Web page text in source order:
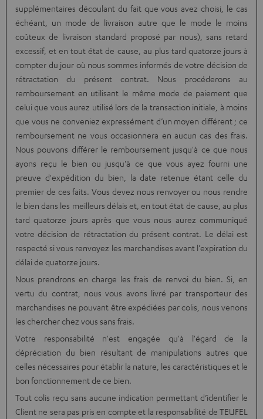
supplémentaires découlant du fait que vous avez choisi, le cas
échéant, un mode de livraison autre que le mode le moins
coûteux de livraison standard proposé par nous), sans retard
excessif, et en tout état de cause, au plus tard quatorze jours à
compter du jour où nous sommes informés de votre décision de
rétractation du présent contrat. Nous procéderons au
remboursement en utilisant le même mode de paiement que
celui que vous aurez utilisé lors de la transaction initiale, à moins
que vous ne conveniez expressément d’un moyen différent ; ce
remboursement ne vous occasionnera en aucun cas des frais.
Nous pouvons différer le remboursement jusqu'à ce que nous
ayons reçu le bien ou jusqu'à ce que vous ayez fourni une
preuve d'expédition du bien, la date retenue étant celle du
premier de ces faits. Vous devez nous renvoyer ou nous rendre
le bien dans les meilleurs délais et, en tout état de cause, au plus
tard quatorze jours après que vous nous aurez communiqué
votre décision de rétractation du présent contrat. Le délai est
respecté si vous renvoyez les marchandises avant l'expiration du
délai de quatorze jours.
Nous prendrons en charge les frais de renvoi du bien. Si, en
vertu du contrat, nous vous avons livré par transporteur des
marchandises ne pouvant être expédiées par colis, nous venons
les chercher chez vous sans frais.
Votre responsabilité n'est engagée qu'à l'égard de la
dépréciation du bien résultant de manipulations autres que
celles nécessaires pour établir la nature, les caractéristiques et le
bon fonctionnement de ce bien.
Tout colis reçu sans aucune indication permettant d’identifier le
Client ne sera pas pris en compte et la responsabilité de TEUFEL